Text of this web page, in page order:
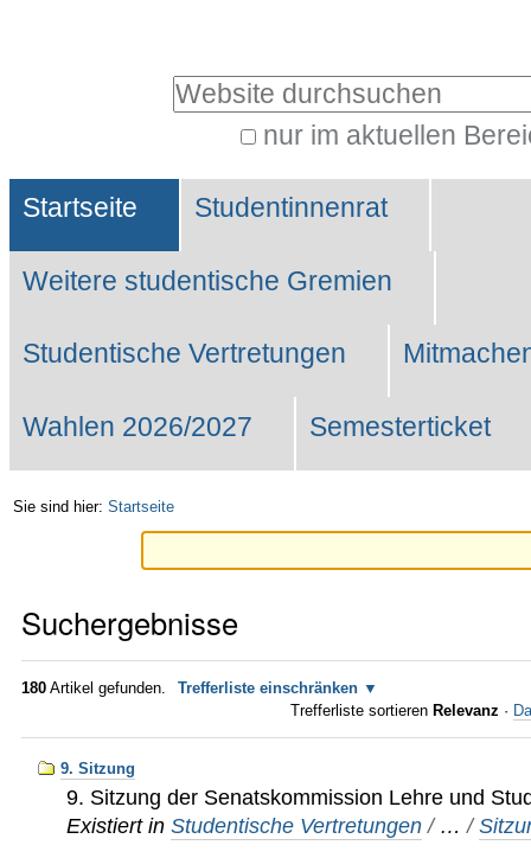
Website durchsuchen
nur im aktuellen
Suche…
Sektionen
Startseite Studentinnenrat
Weitere studentische Gremien
Studentische Vertretungen
Wahlen 2026/2027 Semesterticket
Sie sind hier: Startseite
Suchergebnisse
180 Artikel gefunden.
Trefferliste einschränken
Trefferliste sortieren Relevanz ·
9. Sitzung
9. Sitzung der Senatskommission Lehre und
Existiert in Studentische Vertretungen / …/